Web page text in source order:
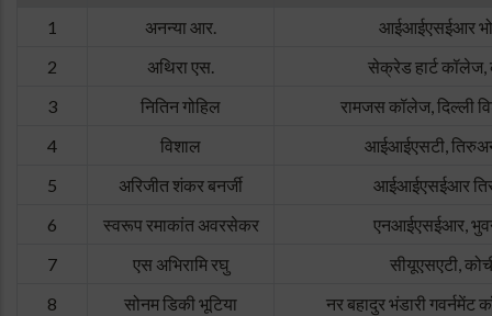
1 अनन्या आर.
आईआईएसईआर
2
अथिरा एस.
सेक्रेड हार्ट कॉलेज,
3
नितिन गोहिल
रामजस कॉलेज, दिल्ली
4
विशाल
आईआईएसटी,
5
अरिजीत शंकर बनर्जी
आईआईएसईआर
6
स्वरूप रमाकांत अवरसेकर
एनआईएसईआर,
7
एस अभिरामि रघु
सीयूएसएटी,
8
सोनम डिकी भूटिया
नर बहादुर भंडारी गवर्नमेंट